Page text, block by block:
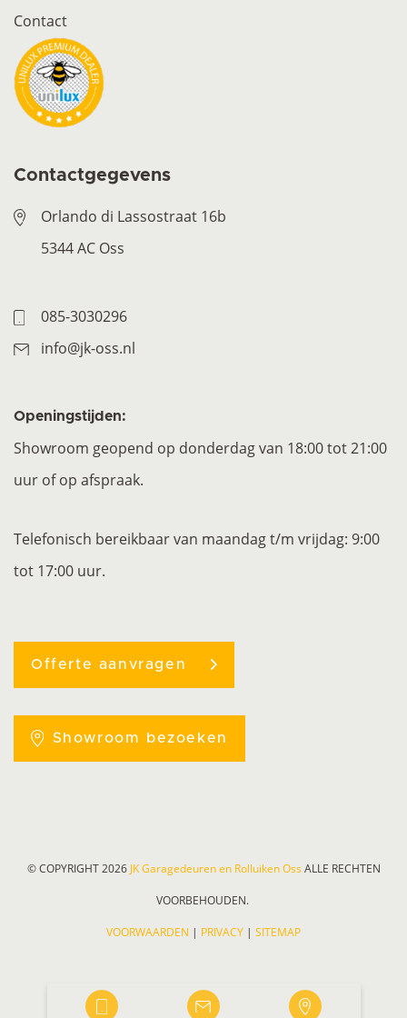
Contact
Contactgegevens
Orlando di Lassostraat 16b
5344 AC Oss
085-3030296
info@jk-oss.nl
Openingstijden:
Showroom geopend op donderdag van 18:00 tot 21:00
uur of op afspraak.
Telefonisch bereikbaar van maandag t/m vrijdag: 9:00
tot 17:00 uur.
Offerte aanvragen
Showroom bezoeken
© COPYRIGHT 2026 JK Garagedeuren en Rolluiken OssALLE RECHTEN
VOORBEHOUDEN.
VOORWAARDEN | PRIVACY | SITEMAP